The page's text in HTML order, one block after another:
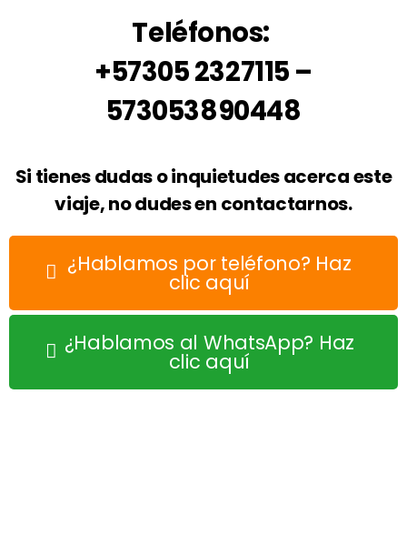
Teléfonos:
+57305 2327115 –
573053890448
Si tienes dudas o inquietudes acerca este
viaje, no dudes en contactarnos.
¿Hablamos por teléfono? Haz
clic aquí
¿Hablamos al WhatsApp? Haz
clic aquí